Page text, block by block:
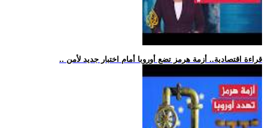
.. قراءة اقتصادية.. أزمة هرمز تضع أوروبا أمام اختبار جديد لأمن